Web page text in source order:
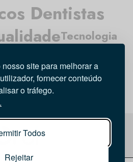
site para melhorar a
fornecer conteúdo
o tráfego.
Todos
Rejeitar
Dentistas
Oral
Tecnologia